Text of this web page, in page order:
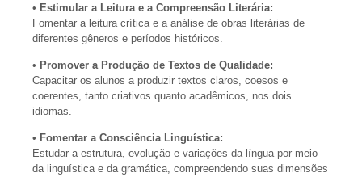
• Estimular a Leitura e a Compreensão Literária:
Fomentar a leitura crítica e a análise de obras literárias de
diferentes gêneros e períodos históricos.
• Promover a Produção de Textos de Qualidade:
Capacitar os alunos a produzir textos claros, coesos e
coerentes, tanto criativos quanto acadêmicos, nos dois
idiomas.
• Fomentar a Consciência Linguística:
Estudar a estrutura, evolução e variações da língua por meio
da linguística e da gramática, compreendendo suas dimensões